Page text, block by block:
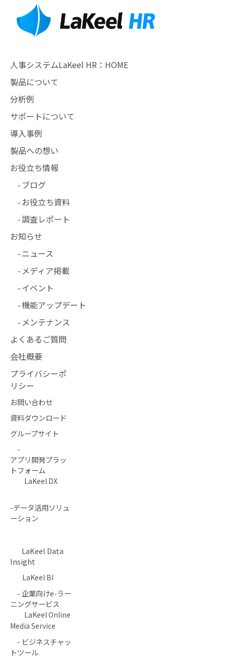
人事システムLaKeel HR：HOME
製品について
分析例
サポートについて
導入事例
製品への想い
お役立ち情報
ブログ
お役立ち資料
調査レポート
お知らせ
ニュース
メディア掲載
イベント
機能アップデート
メンテナンス
よくあるご質問
会社概要
プライバシーポ
リシー
お問い合わせ
資料ダウンロード
グループサイト
-
アプリ開発プラッ
トフォーム
LaKeel DX
-データ活用ソリュ
ーション
LaKeel Data
Insight
LaKeel BI
- 企業向けe-ラー
ニングサービス
LaKeel Online
Media Service
- ビジネスチャッ
トツール